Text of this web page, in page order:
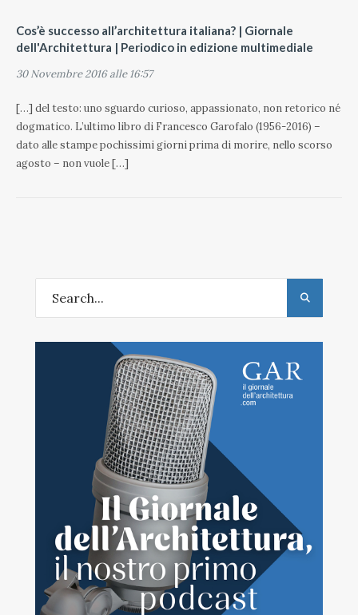
Cos’è successo all’architettura italiana? | Giornale
dell'Architettura | Periodico in edizione multimediale
30 Novembre 2016 alle 16:57
[…] del testo: uno sguardo curioso, appassionato, non retorico né
dogmatico. L’ultimo libro di Francesco Garofalo (1956-2016) –
dato alle stampe pochissimi giorni prima di morire, nello scorso
agosto – non vuole […]